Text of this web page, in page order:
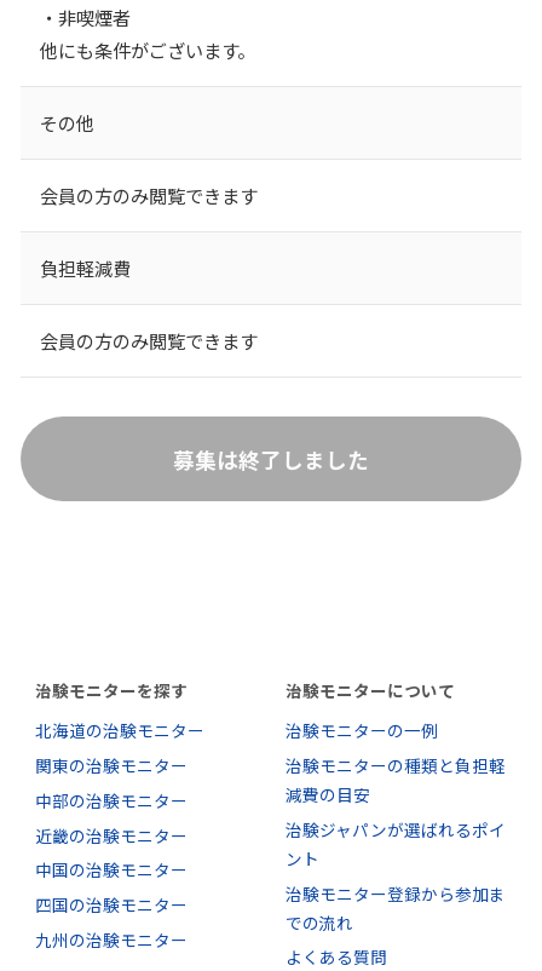
・非喫煙者
他にも条件がございます。
その他
会員の方のみ閲覧できます
負担軽減費
会員の方のみ閲覧できます
募集は終了しました
治験モニターを探す
北海道の治験モニター
関東の治験モニター
中部の治験モニター
近畿の治験モニター
中国の治験モニター
四国の治験モニター
九州の治験モニター
治験モニターについて
治験モニターの一例
治験モニターの種類と負担軽
減費の目安
治験ジャパンが選ばれるポイ
ント
治験モニター登録から参加ま
での流れ
よくある質問